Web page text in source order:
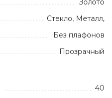
Золото
Стекло, Металл,
Без плафонов
Прозрачный
40